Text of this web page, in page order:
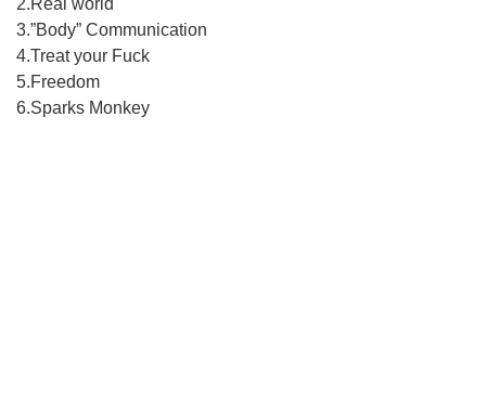
2.Real world
3.”Body” Communication
4.Treat your Fuck
5.Freedom
6.Sparks Monkey